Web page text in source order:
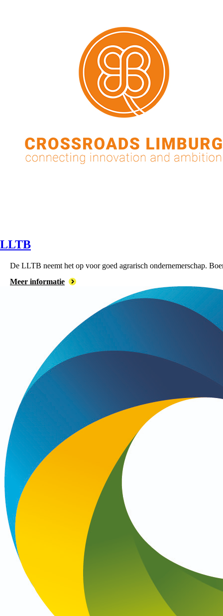
LLTB
De LLTB neemt het op voor goed agrarisch ondernemerschap.
Meer informatie